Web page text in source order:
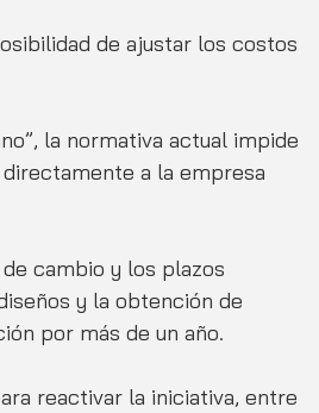
de ajustar los costos
la normativa actual impide
a la empresa
cambio y los plazos
y la obtención de
por más de un año.
reactivar la iniciativa, entre